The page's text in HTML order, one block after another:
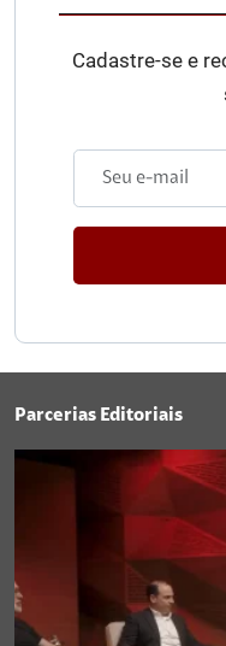
Cadastre-se e
Parcerias Editoriais